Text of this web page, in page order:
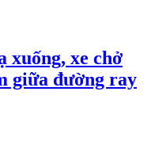
xuống, xe chở
giữa đường ray